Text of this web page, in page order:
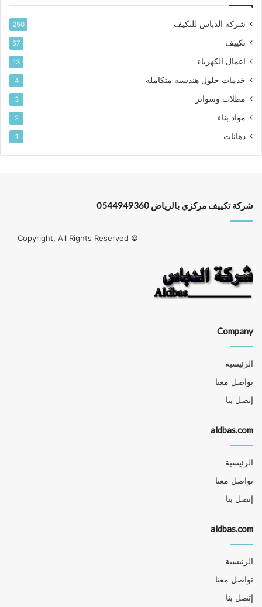
شركة الدباس للتكيف 250
تكييف 57
اعمال الكهرباء 13
خدمات حلول هندسيه متكامله 4
مظلات وسواتر 3
مواد بناء 2
دهانات 1
شركة تكييف مركزي بالرياض 0544949360
© Copyright, All Rights Reserved
Company
الرئيسية
تواصل معنا
إتصل بنا
aldbas.com
الرئيسية
تواصل معنا
إتصل بنا
aldbas.com
الرئيسية
تواصل معنا
إتصل بنا